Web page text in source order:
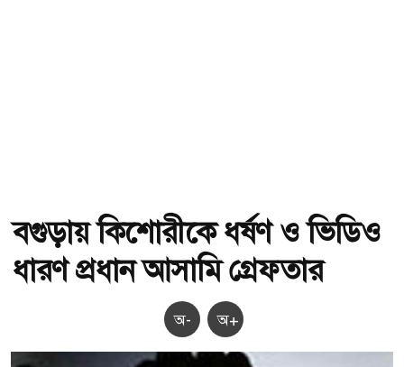
বগুড়ায় কিশোরীকে ধর্ষণ ও ভিডিও
ধারণ প্রধান আসামি গ্রেফতার
অ- অ+